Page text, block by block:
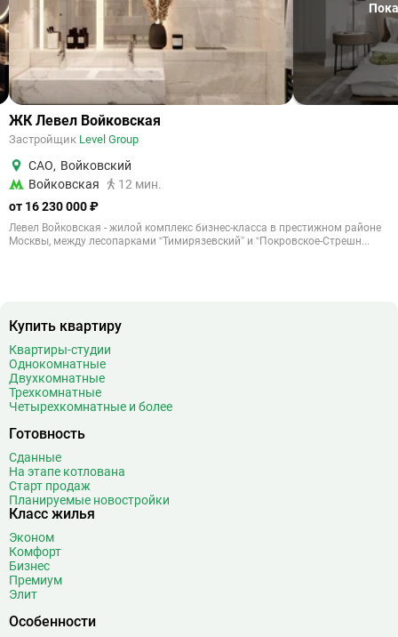
ЖК Левел Войковская
Застройщик Level Group
САО, Войковский
Войковская
12 мин.
от 16 230 000 ₽
Левел Войковская - жилой комплекс бизнес-класса в престижном районе
Москвы, между лесопарками “Тимирязевский” и “Покровское-Стрешн...
Купить квартиру
Квартиры-студии
Однокомнатные
Двухкомнатные
Трехкомнатные
Четырехкомнатные и более
Готовность
Сданные
На этапе котлована
Старт продаж
Планируемые новостройки
Класс жилья
Эконом
Комфорт
Бизнес
Премиум
Элит
Особенности